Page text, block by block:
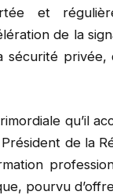
et
de la
qu’il
de la
pourvu